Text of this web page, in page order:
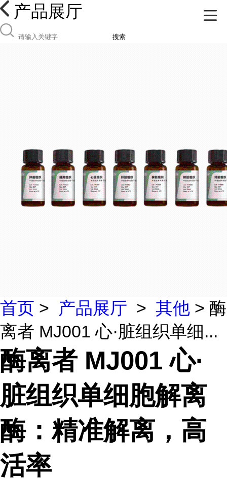
产品展厅
搜索
首页 > 产品展厅 > 其他 > 酶
离者 MJ001 心·脏组织单细...
酶离者 MJ001 心·
脏组织单细胞解离
酶：精准解离，高
活率